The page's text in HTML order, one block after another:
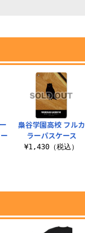
梟谷学園高校 フルカ
ラーパスケース
¥1,430（税込）